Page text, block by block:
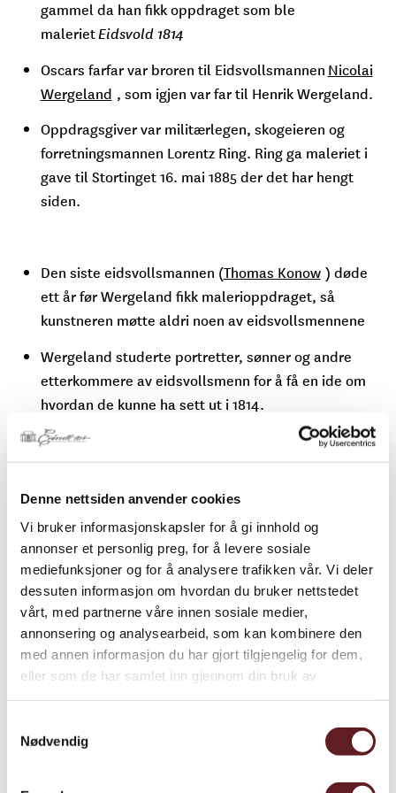
Denne nettsiden anvender cookies
Vi bruker informasjonskapsler for å gi innhold og
annonser et personlig preg, for å levere sosiale
mediefunksjoner og for å analysere trafikken vår. Vi deler
dessuten informasjon om hvordan du bruker nettstedet
vårt, med partnerne våre innen sosiale medier,
annonsering og analysearbeid, som kan kombinere den
med annen informasjon du har gjort tilgjengelig for dem,
eller som de har samlet inn gjennom din bruk av
Nødvendig
gammel da han fikk oppdraget som ble
malerietEidsvold 1814
Oscars farfar var broren til Eidsvollsmannen Nicolai
Wergeland ​, som igjen var far til Henrik Wergeland.
Oppdragsgiver var militærlegen, skogeieren og
forretningsmannen Lorentz Ring. Ring ga maleriet i
gave til Stortinget 16. mai 1885 der det har hengt
siden.
Den siste eidsvollsmannen (Thomas Konow ) døde
ett år før Wergeland fikk malerioppdraget, så
kunstneren møtte aldri noen av eidsvollsmennene
Wergeland studerte portretter, sønner og andre
etterkommere av eidsvollsmenn for å få en ide om
hvordan de kunne ha sett ut i 1814.
Skisse av Wilhelm Frimann
Koren Christie av Oscar
Wergeland. 1882-1885.
Studie av Eilert Waldemar
Preben Ramm av Oscar
Wergeland. 1882 – 1885.